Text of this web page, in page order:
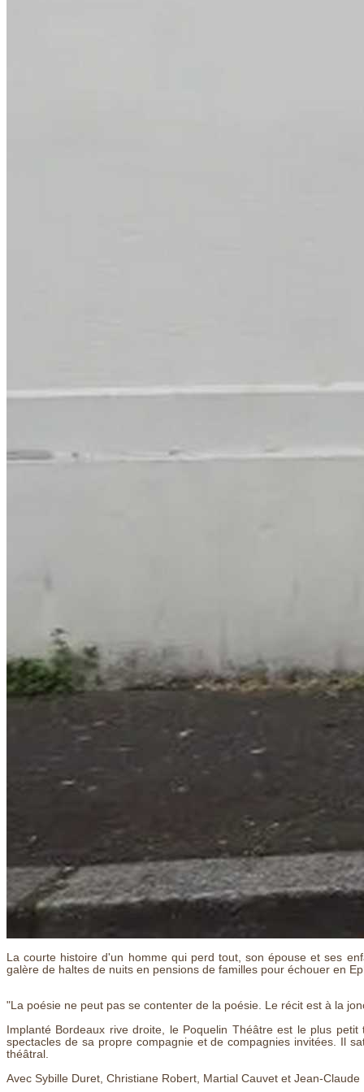
La courte histoire d'un homme qui perd tout, son épouse et ses
galère de haltes de nuits en pensions de familles pour échouer en
"La poésie ne peut pas se contenter de la poésie. Le récit est à la
Implanté Bordeaux rive droite, le Poquelin Théâtre est le plus
spectacles de sa propre compagnie et de compagnies invitées. Il
théâtral.
Avec Sybille Duret, Christiane Robert, Martial Cauvet et Jean-Claude